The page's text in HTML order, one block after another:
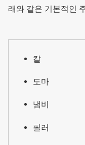
래와 같은 기본적인
칼
도마
냄비
필러